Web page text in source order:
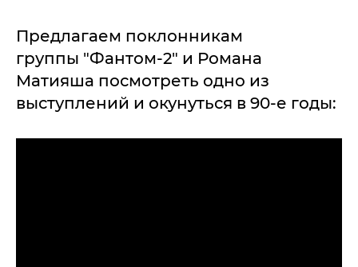
Предлагаем поклонникам
группы "Фантом-2" и Романа
Матияша посмотреть одно из
выступлений и окунуться в 90-е годы: